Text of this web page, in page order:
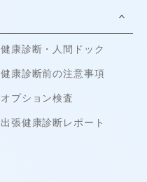
健康診断・人間ドック
健康診断前の注意事項
オプション検査
出張健康診断レポート